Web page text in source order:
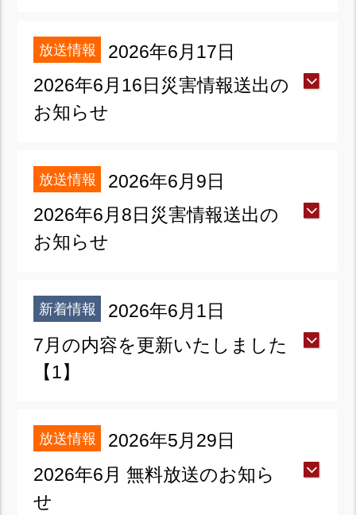
放送情報
2026年6月17日
2026年6月16日災害情報送出の
お知らせ
放送情報
2026年6月9日
2026年6月8日災害情報送出の
お知らせ
新着情報
2026年6月1日
7月の内容を更新いたしました
【1】
放送情報
2026年5月29日
2026年6月 無料放送のお知ら
せ